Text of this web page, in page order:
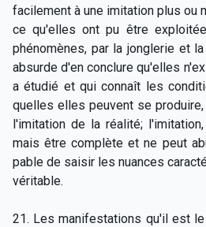
facilement à une imitation plus ou
ce qu'elles ont pu être
phénomènes, par la jonglerie et
absurde d'en conclure qu'elles
a étudié et qui connaît les
quelles elles peuvent se
l'imitation de la réalité;
mais être complète et ne peut
pable de saisir les nuances
véritable.
21. Les manifestations qu'il est